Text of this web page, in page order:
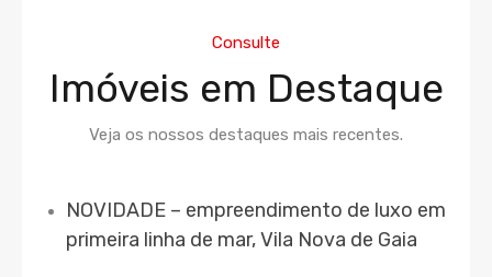
Consulte
Imóveis em Destaque
Veja os nossos destaques mais recentes.
NOVIDADE – empreendimento de luxo em
primeira linha de mar, Vila Nova de Gaia